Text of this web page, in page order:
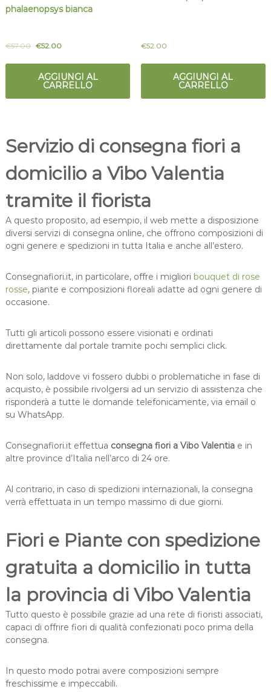
phalaenopsys bianca
€57.00 €52.00
AGGIUNGI AL
CARRELLO
€52.00
AGGIUNGI AL
CARRELLO
Servizio di consegna fiori a
domicilio a Vibo Valentia
tramite il fiorista
A questo proposito, ad esempio, il web mette a disposizione
diversi servizi di consegna online, che offrono composizioni di
ogni genere e spedizioni in tutta Italia e anche all’estero.
Consegnafiori.it, in particolare, offre i migliori bouquet di rose
rosse, piante e composizioni floreali adatte ad ogni genere di
occasione.
Tutti gli articoli possono essere visionati e ordinati
direttamente dal portale tramite pochi semplici click.
Non solo, laddove vi fossero dubbi o problematiche in fase di
acquisto, è possibile rivolgersi ad un servizio di assistenza che
risponderà a tutte le domande telefonicamente, via email o
su WhatsApp.
Consegnafiori.it effettua consegna fiori a Vibo Valentiae in
altre province d’Italia nell’arco di 24 ore.
Al contrario, in caso di spedizioni internazionali, la consegna
verrà effettuata in un tempo massimo di due giorni.
Fiori e Piante con spedizione
gratuita a domicilio in tutta
la provincia di Vibo Valentia
Tutto questo è possibile grazie ad una rete di fioristi associati,
capaci di offrire fiori di qualità confezionati poco prima della
consegna.
In questo modo potrai avere composizioni sempre
freschissime e impeccabili.